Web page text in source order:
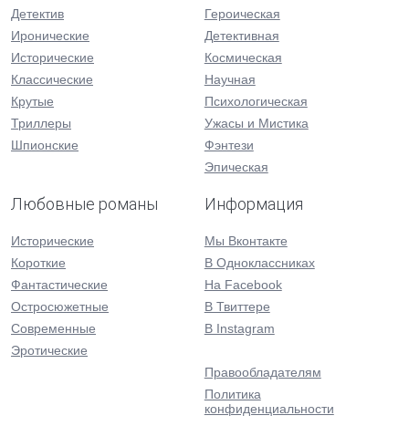
Детектив
Иронические
Исторические
Классические
Крутые
Триллеры
Шпионские
Героическая
Детективная
Космическая
Научная
Психологическая
Ужасы и Мистика
Фэнтези
Эпическая
Любовные романы
Исторические
Короткие
Фантастические
Остросюжетные
Современные
Эротические
Информация
Мы Вконтакте
В Одноклассниках
На Facebook
В Твиттере
В Instagram
Правообладателям
Политика
конфиденциальности